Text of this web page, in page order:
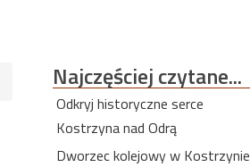
Najczęściejczytane...
Odkryj historyczne serce
Kostrzyna nad Odrą
Dworzec kolejowy w Kostrzynie